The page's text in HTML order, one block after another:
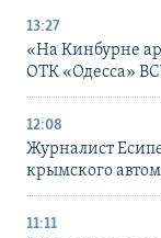
13:27
«На Кинбурне
ОТК «Одесса»
12:08
Журналист
крымского
11:11